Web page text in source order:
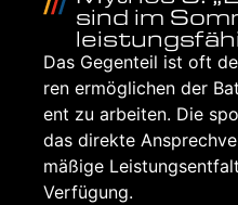
sind im
Das Gegen­teil ist oft
ren ermög­li­chen der
ent zu arbei­ten. Die
das direk­te
mä­ßi­ge
Ver­fü­gung.